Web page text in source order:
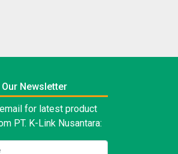
Newsletter
for latest product
PT. K-Link Nusantara: